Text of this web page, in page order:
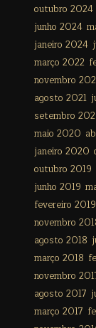
outubro 2024
junho 2024
janeiro 2024
março 2022
novembro
agosto 2021
setembro
maio 2020
janeiro 2020
outubro 2019
junho 2019
fevereiro 2019
novembro
agosto 2018
março 2018
novembro
agosto 2017
março 2017